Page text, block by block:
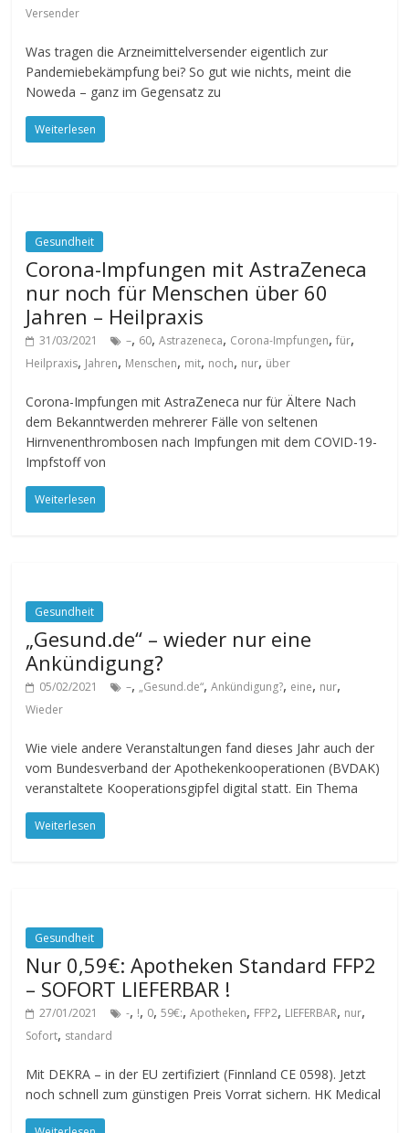
Versender
Was tragen die Arzneimittelversender eigentlich zur
Pandemiebekämpfung bei? So gut wie nichts, meint die
Noweda – ganz im Gegensatz zu
Weiterlesen
Gesundheit
Corona-Impfungen mit AstraZeneca
nur noch für Menschen über 60
Jahren – Heilpraxis
31/03/2021 –, 60,Astrazeneca, Corona-Impfungen,für,
Heilpraxis, Jahren, Menschen, mit, noch, nur, über
Corona-Impfungen mit AstraZeneca nur für Ältere Nach
dem Bekanntwerden mehrerer Fälle von seltenen
Hirnvenenthrombosen nach Impfungen mit dem COVID-19-
Impfstoff von
Weiterlesen
Gesundheit
„Gesund.de“ – wieder nur eine
Ankündigung?
05/02/2021 –, „Gesund.de“,Ankündigung?, eine, nur,
Wieder
Wie viele andere Veranstaltungen fand dieses Jahr auch der
vom Bundesverband der Apothekenkooperationen (BVDAK)
veranstaltete Kooperationsgipfel digital statt. Ein Thema
Weiterlesen
Gesundheit
Nur 0,59€: Apotheken Standard FFP2
– SOFORT LIEFERBAR !
27/01/2021 -, !, 0,59€:,Apotheken, FFP2, LIEFERBAR, nur,
Sofort, standard
Mit DEKRA – in der EU zertifiziert (Finnland CE 0598). Jetzt
noch schnell zum günstigen Preis Vorrat sichern. HK Medical